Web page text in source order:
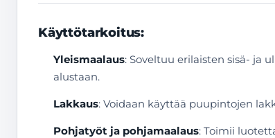
Käyttötarkoitus:
Yleismaalaus: Soveltuu erilaisten sisä- ja
alustaan.
Lakkaus: Voidaan käyttää puupintojen
Pohjatyöt ja pohjamaalaus: Toimii